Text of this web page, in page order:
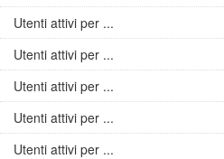
Utenti attivi per ...
Utenti attivi per ...
Utenti attivi per ...
Utenti attivi per ...
Utenti attivi per ...